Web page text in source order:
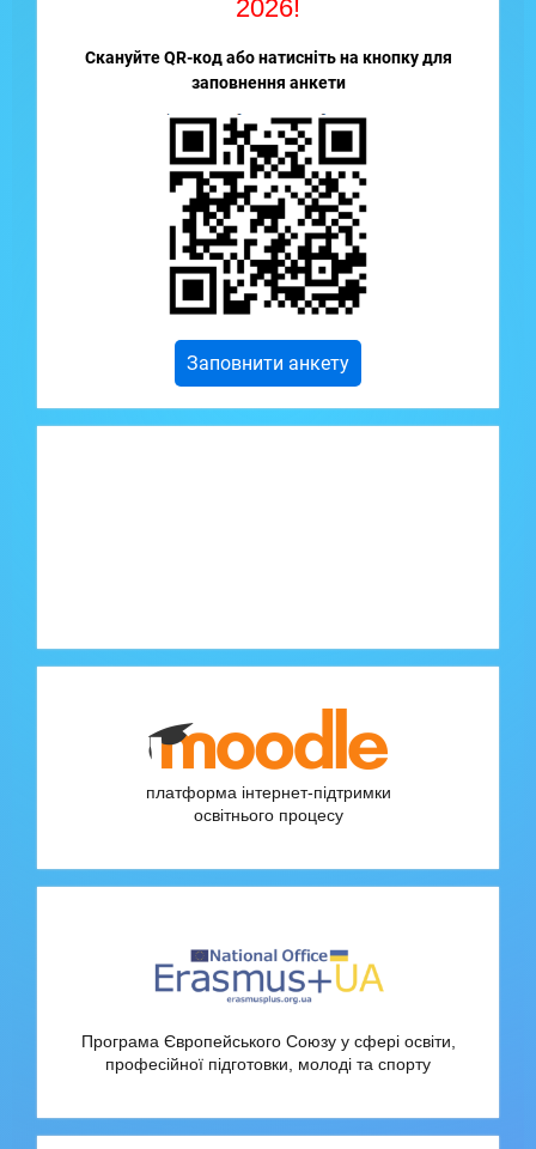
2026!
Скануйте QR-код або натисніть на кнопку для
заповнення анкети
Заповнити анкету
платформа інтернет-підтримки
освітнього процесу
Програма Європейського Союзу у сфері освіти,
професійної підготовки, молоді та спорту